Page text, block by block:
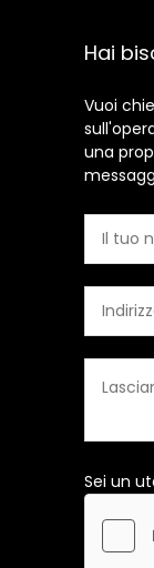
Hai
Vuoi
una
Sei un